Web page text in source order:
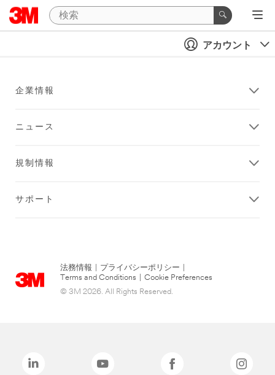
アカウント
企業情報
ニュース
規制情報
サポート
法務情報 プライバシーポリシー
Terms and Conditions
Cookie Preferences
© 3M 2026. All Rights Reserved.